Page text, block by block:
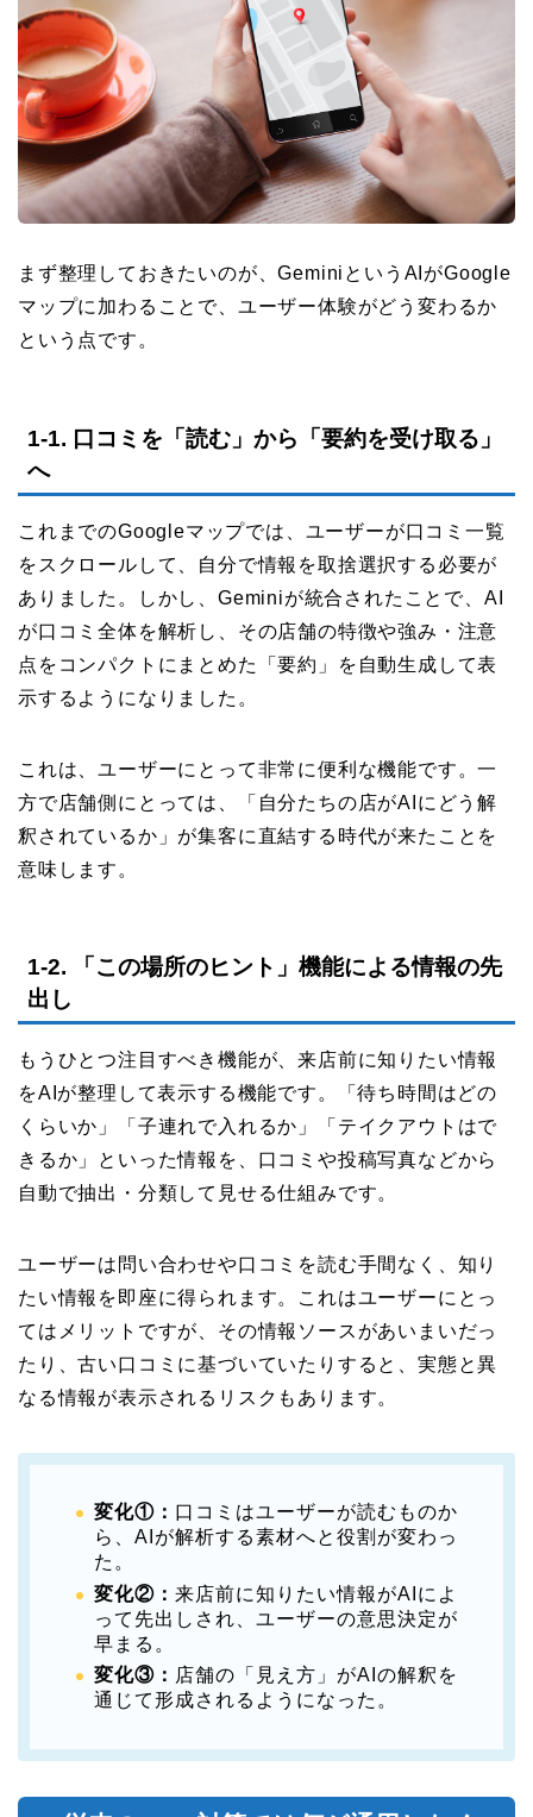
まず整理しておきたいのが、GeminiというAIがGoogle
マップに加わることで、ユーザー体験がどう変わるか
という点です。
1-1. 口コミを「読む」から「要約を受け取る」
へ
これまでのGoogleマップでは、ユーザーが口コミ一覧
をスクロールして、自分で情報を取捨選択する必要が
ありました。しかし、Geminiが統合されたことで、AI
が口コミ全体を解析し、その店舗の特徴や強み・注意
点をコンパクトにまとめた「要約」を自動生成して表
示するようになりました。
これは、ユーザーにとって非常に便利な機能です。一
方で店舗側にとっては、「自分たちの店がAIにどう解
釈されているか」が集客に直結する時代が来たことを
意味します。
1-2. 「この場所のヒント」機能による情報の先
出し
もうひとつ注目すべき機能が、来店前に知りたい情報
をAIが整理して表示する機能です。「待ち時間はどの
くらいか」「子連れで入れるか」「テイクアウトはで
きるか」といった情報を、口コミや投稿写真などから
自動で抽出・分類して見せる仕組みです。
ユーザーは問い合わせや口コミを読む手間なく、知り
たい情報を即座に得られます。これはユーザーにとっ
てはメリットですが、その情報ソースがあいまいだっ
たり、古い口コミに基づいていたりすると、実態と異
なる情報が表示されるリスクもあります。
変化①： 口コミはユーザーが読むものか
ら、AIが解析する素材へと役割が変わっ
た。
変化②： 来店前に知りたい情報がAIによ
って先出しされ、ユーザーの意思決定が
早まる。
変化③： 店舗の「見え方」がAIの解釈を
通じて形成されるようになった。